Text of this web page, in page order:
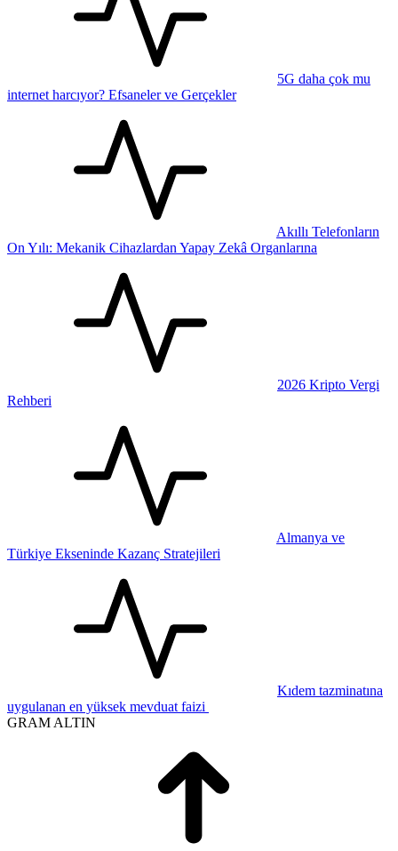
5G daha çok mu
internet harcıyor? Efsaneler ve Gerçekler
Akıllı Telefonların
On Yılı: Mekanik Cihazlardan Yapay Zekâ Organlarına
2026 Kripto Vergi
Rehberi
Almanya ve
Türkiye Ekseninde Kazanç Stratejileri
Kıdem tazminatına
uygulanan en yüksek mevduat faizi
GRAM ALTIN